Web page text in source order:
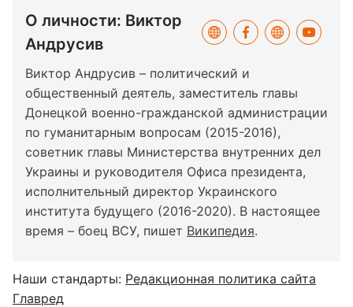
О личности: Виктор
Андрусив
Виктор Андрусив – политический и
общественный деятель, заместитель главы
Донецкой военно-гражданской администрации
по гуманитарным вопросам (2015-2016),
советник главы Министерства внутренних дел
Украины и руководителя Офиса президента,
исполнительный директор Украинского
института будущего (2016-2020). В настоящее
время – боец ВСУ, пишет Википедия.
Наши стандарты: Редакционная политика сайта
Главред